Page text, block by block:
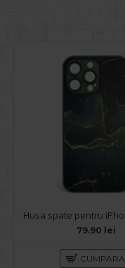
79.90 lei
CUMPARA